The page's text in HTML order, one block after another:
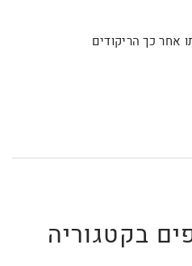
אחר כך הריקודים
בקטגוריה